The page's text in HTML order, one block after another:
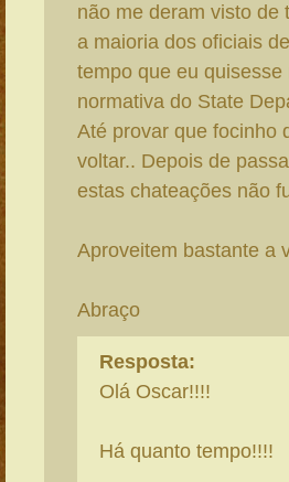
não me deram visto de
a maioria dos oficiais
tempo que eu
normativa do State
Até provar que focinho
voltar.. Depois de
estas chateações não
Aproveitem bastante a
Abraço
Resposta:
Olá Oscar!!!!
Há quanto tempo!!!!